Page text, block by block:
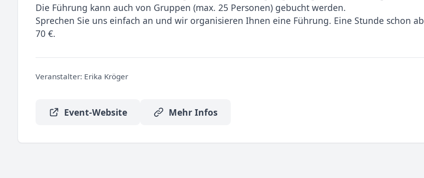
Die Führung kann auch von Gruppen (max. 25 Personen) gebucht werden.
Sprechen Sie uns einfach an und wir organisieren Ihnen eine Führung. Eine Stunde schon ab
70 €.
Veranstalter: Erika Kröger
Event-Website Mehr Infos